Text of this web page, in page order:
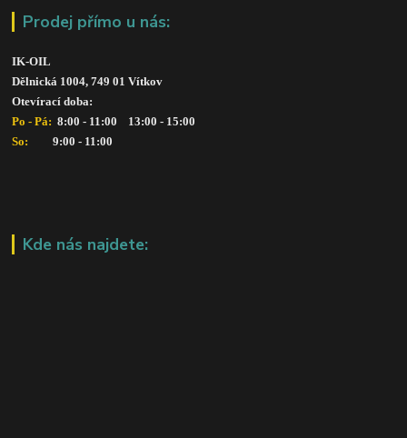
Prodej přímo u nás:
IK-OIL
Dělnická 1004, 749 01 Vítkov
Otevírací doba:
Po - Pá: 8:00 - 11:00    13:00 - 15:00
So:
      9:00 - 11:00
Kde nás najdete: